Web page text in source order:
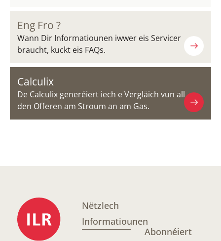
Eng Fro ?
Wann Dir Informatiounen iwwer eis Servicer
braucht, kuckt eis FAQs.
Calculix
De Calculix generéiert iech e Vergläich vun all
den Offeren am Stroum an am Gas.
Nëtzlech
Informatiounen
Abonnéiert